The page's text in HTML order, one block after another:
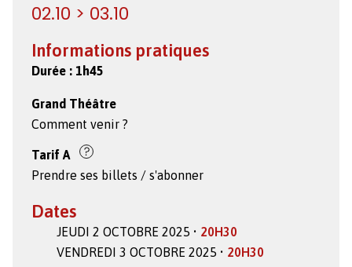
02.10 > 03.10
Informations pratiques
Durée : 1h45
Grand Théâtre
Comment venir ?
Tarif A
Prendre ses billets / s'abonner
Dates
JEUDI 2 OCTOBRE 2025 • 20H30
VENDREDI 3 OCTOBRE 2025 • 20H30